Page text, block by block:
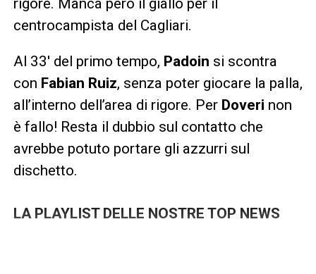
rigore. Manca però il giallo per il
centrocampista del Cagliari.
Al 33′ del primo tempo, Padoin si scontra
con Fabian Ruiz, senza poter giocare la palla,
all’interno dell’area di rigore. Per Doveri non
è fallo! Resta il dubbio sul contatto che
avrebbe potuto portare gli azzurri sul
dischetto.
LA PLAYLIST DELLE NOSTRE TOP NEWS